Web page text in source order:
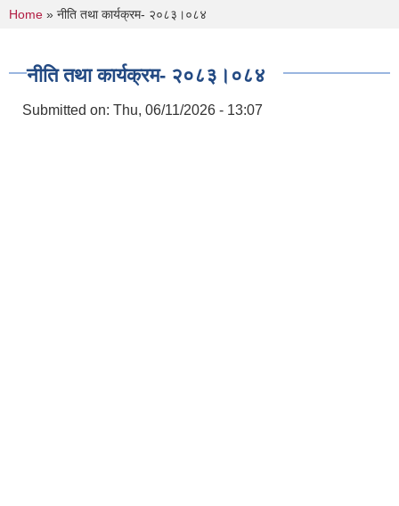
You are here
Home » नीति तथा कार्यक्रम- २०८३।०८४
नीति तथा कार्यक्रम- २०८३।०८४
Submitted on: Thu, 06/11/2026 - 13:07